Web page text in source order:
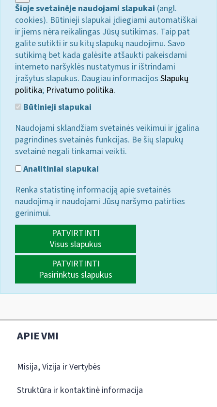
Šioje svetainėje naudojami slapukai (angl.
cookies). Būtinieji slapukai įdiegiami automatiškai
ir jiems nėra reikalingas Jūsų sutikimas. Taip pat
galite sutikti ir su kitų slapukų naudojimu. Savo
sutikimą bet kada galėsite atšaukti pakeisdami
interneto naršyklės nustatymus ir ištrindami
įrašytus slapukus. Daugiau informacijos Slapukų
politika; Privatumo politika.
Būtinieji slapukai
Naudojami sklandžiam svetainės veikimui ir įgalina
pagrindines svetainės funkcijas. Be šių slapukų
svetainė negali tinkamai veikti.
Analitiniai slapukai
Renka statistinę informaciją apie svetainės
naudojimą ir naudojami Jūsų naršymo patirties
gerinimui.
PATVIRTINTI
Visus slapukus
PATVIRTINTI
Pasirinktus slapukus
APIE VMI
Misija, Vizija ir Vertybės
Struktūra ir kontaktinė informacija